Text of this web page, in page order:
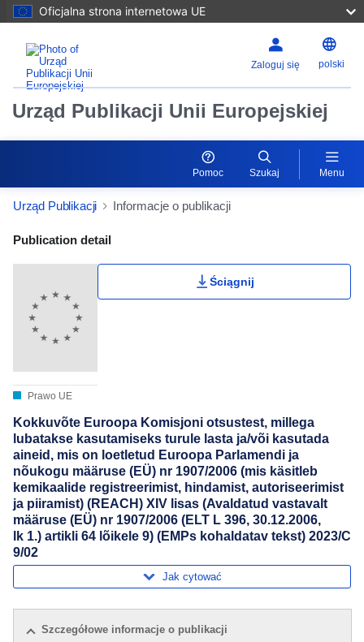
Oficjalna strona internetowa UE
Zaloguj się polski
Urząd Publikacji Unii Europejskiej
Pomoc Szukaj Menu
Urząd Publikacji Informacje o publikacji
Publication Detail Actions Portlet
Publication detail
Prawo UE
Ściągnij
Kokkuvõte Euroopa Komisjoni otsustest, millega
lubatakse kasutamiseks turule lasta ja/või kasutada
aineid, mis on loetletud Euroopa Parlamendi ja
nõukogu määruse (EÜ) nr 1907/2006 (mis käsitleb
kemikaalide registreerimist, hindamist, autoriseerimist
ja piiramist) (REACH) XIV lisas (Avaldatud vastavalt
määruse (EÜ) nr 1907/2006 (ELT L 396, 30.12.2006,
lk 1.) artikli 64 lõikele 9) (EMPs kohaldatav tekst) 2023/C
9/02
Jak cytować
Szczegółowe informacje o publikacji